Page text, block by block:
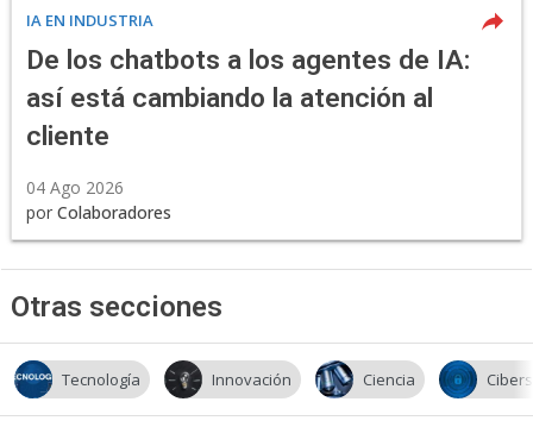
IA EN INDUSTRIA
De los chatbots a los agentes de IA:
así está cambiando la atención al
cliente
04 Ago 2026
porColaboradores
Otras secciones
Tecnología Innovación Ciencia